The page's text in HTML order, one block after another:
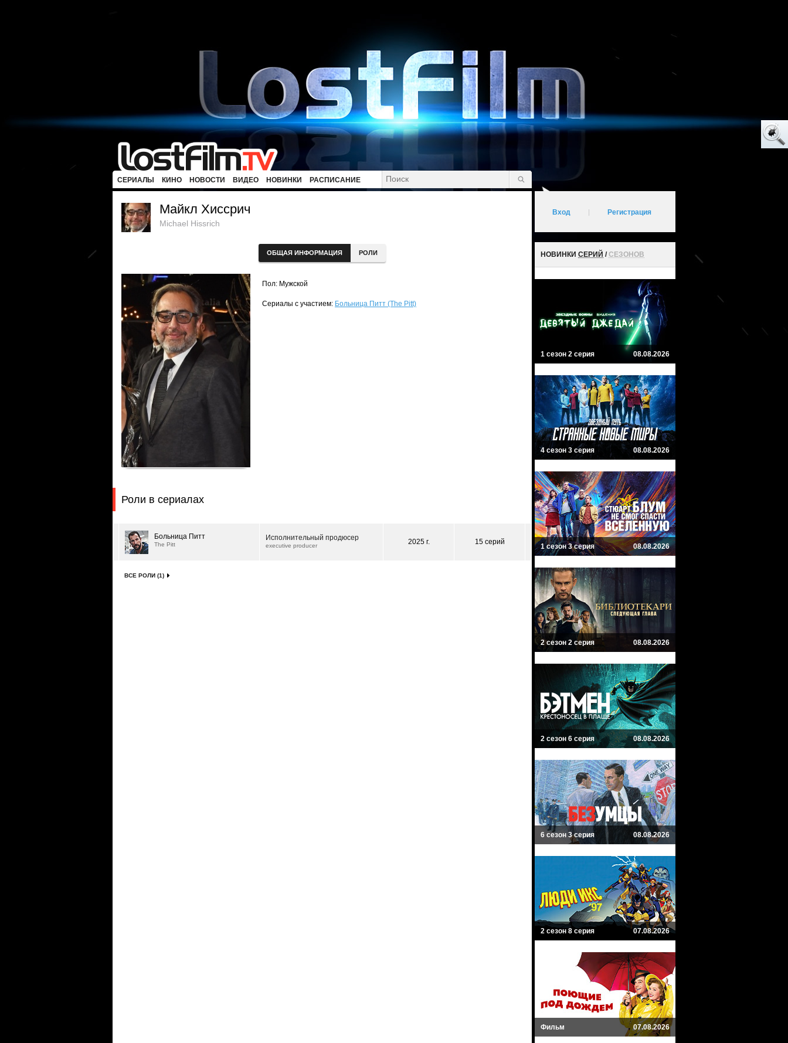
СЕРИАЛЫ КИНО НОВОСТИ ВИДЕО НОВИНКИ РАСПИСАНИЕ
Майкл Хиссрич
Michael Hissrich
ОБЩАЯ ИНФОРМАЦИЯ РОЛИ
Пол: Мужской
Сериалы с участием: Больница Питт (The Pitt)
Роли в сериалах
Больница Питт
The Pitt
Исполнительный продюсер
executive producer 2025 г. 15 серий
ВСЕ РОЛИ (1)
Вход Регистрация
НОВИНКИ СЕРИЙ /СЕЗОНОВ
1 сезон 2 серия 08.08.2026
4 сезон 3 серия 08.08.2026
1 сезон 3 серия 08.08.2026
2 сезон 2 серия 08.08.2026
2 сезон 6 серия 08.08.2026
6 сезон 3 серия 08.08.2026
2 сезон 8 серия 07.08.2026
Фильм 07.08.2026